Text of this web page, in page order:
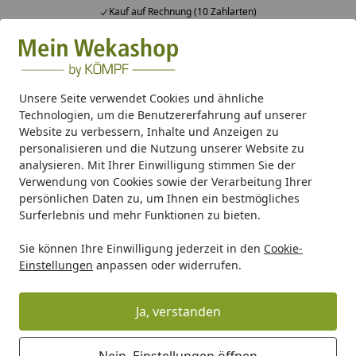
Unsere Seite verwendet Cookies und ähnliche
Technologien, um die Benutzererfahrung auf unserer
Website zu verbessern, Inhalte und Anzeigen zu
personalisieren und die Nutzung unserer Website zu
analysieren. Mit Ihrer Einwilligung stimmen Sie der
Verwendung von Cookies sowie der Verarbeitung Ihrer
persönlichen Daten zu, um Ihnen ein bestmögliches
Surferlebnis und mehr Funktionen zu bieten.
Sie können Ihre Einwilligung jederzeit in den Cookie-
Einstellungen anpassen oder widerrufen.
Ja, verstanden
Kauf auf Rechnung (10 Zahlarten)
Alle Produkte
Mein Konto
Suchen
Startseite
Swimmingpool Weka Massivholzpool 593 B Gr. 2, Sparset
Weka Massivholzpool 593 B Gr. 2,
Sparset - 45 mm - 471 x 571 cm